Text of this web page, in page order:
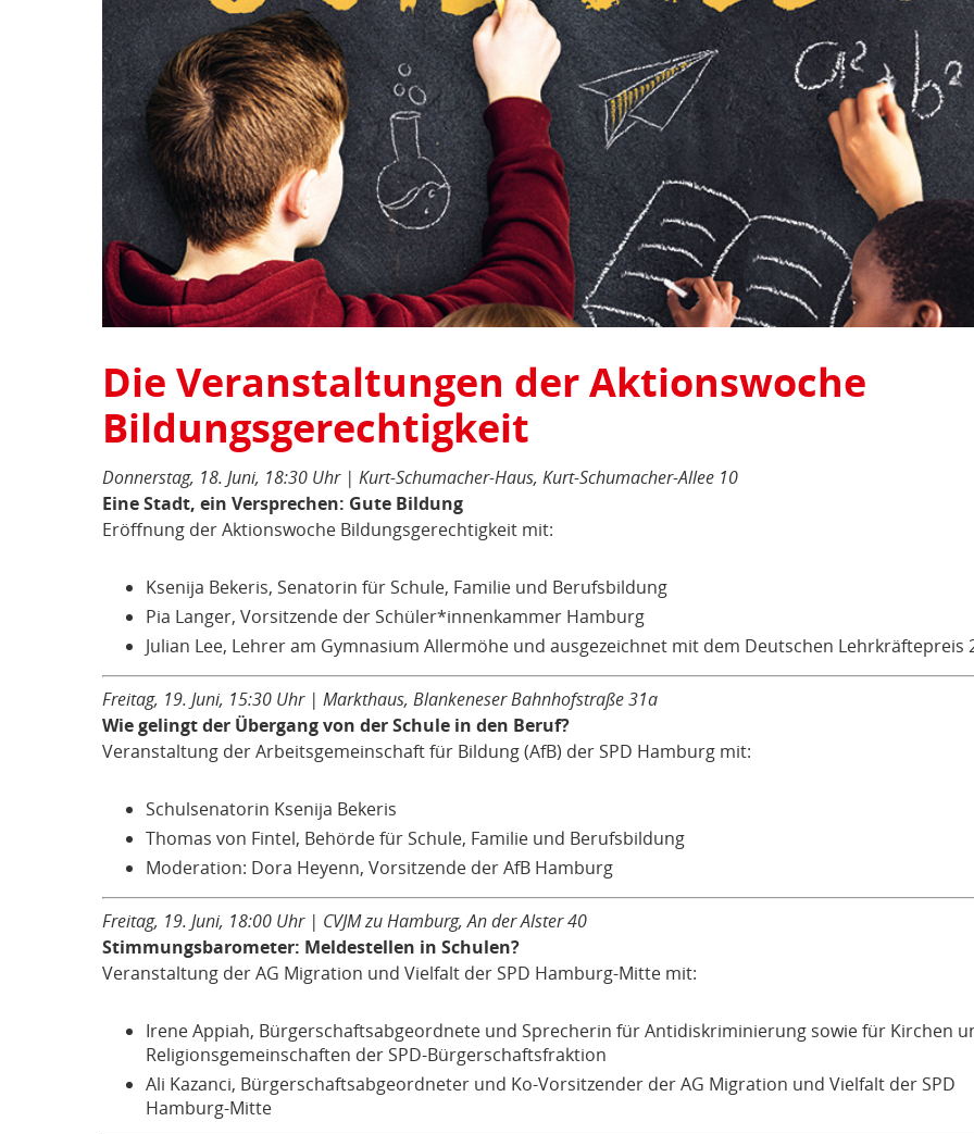
Die Veranstaltungen der Aktionswoche
Bildungsgerechtigkeit
Donnerstag, 18. Juni, 18:30 Uhr | Kurt-Schumacher-Haus, Kurt-Schumacher-Allee 10
Eine Stadt, ein Versprechen: Gute Bildung
Eröffnung der Aktionswoche Bildungsgerechtigkeit mit:
Ksenija Bekeris, Senatorin für Schule, Familie und Berufsbildung
Pia Langer, Vorsitzende der Schüler*innenkammer Hamburg
Julian Lee, Lehrer am Gymnasium Allermöhe und ausgezeichnet mit dem Deutschen Lehrkräftepreis
Freitag, 19. Juni, 15:30 Uhr | Markthaus, Blankeneser Bahnhofstraße 31a
Wie gelingt der Übergang von der Schule in den Beruf?
Veranstaltung der Arbeitsgemeinschaft für Bildung (AfB) der SPD Hamburg mit:
Schulsenatorin Ksenija Bekeris
Thomas von Fintel, Behörde für Schule, Familie und Berufsbildung
Moderation: Dora Heyenn, Vorsitzende der AfB Hamburg
Freitag, 19. Juni, 18:00 Uhr | CVJM zu Hamburg, An der Alster 40
Stimmungsbarometer: Meldestellen in Schulen?
Veranstaltung der AG Migration und Vielfalt der SPD Hamburg-Mitte mit:
Irene Appiah, Bürgerschaftsabgeordnete und Sprecherin für Antidiskriminierung sowie für Kirchen
Religionsgemeinschaften der SPD-Bürgerschaftsfraktion
Ali Kazanci, Bürgerschaftsabgeordneter und Ko-Vorsitzender der AG Migration und Vielfalt der SPD
Hamburg-Mitte